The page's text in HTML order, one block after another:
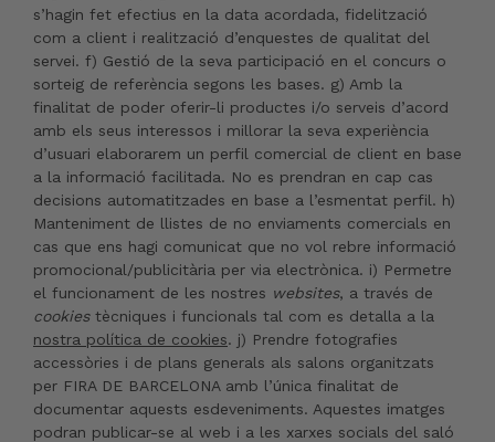
s’hagin fet efectius en la data acordada, fidelització
com a client i realització d’enquestes de qualitat del
servei. f) Gestió de la seva participació en el concurs o
sorteig de referència segons les bases. g) Amb la
finalitat de poder oferir-li productes i/o serveis d’acord
amb els seus interessos i millorar la seva experiència
d’usuari elaborarem un perfil comercial de client en base
a la informació facilitada. No es prendran en cap cas
decisions automatitzades en base a l’esmentat perfil. h)
Manteniment de llistes de no enviaments comercials en
cas que ens hagi comunicat que no vol rebre informació
promocional/publicitària per via electrònica. i) Permetre
el funcionament de les nostres websites, a través de
cookiestècniques i funcionals tal com es detalla a la
nostra política de cookies. j) Prendre fotografies
accessòries i de plans generals als salons organitzats
per FIRA DE BARCELONA amb l’única finalitat de
documentar aquests esdeveniments. Aquestes imatges
podran publicar-se al web i a les xarxes socials del saló